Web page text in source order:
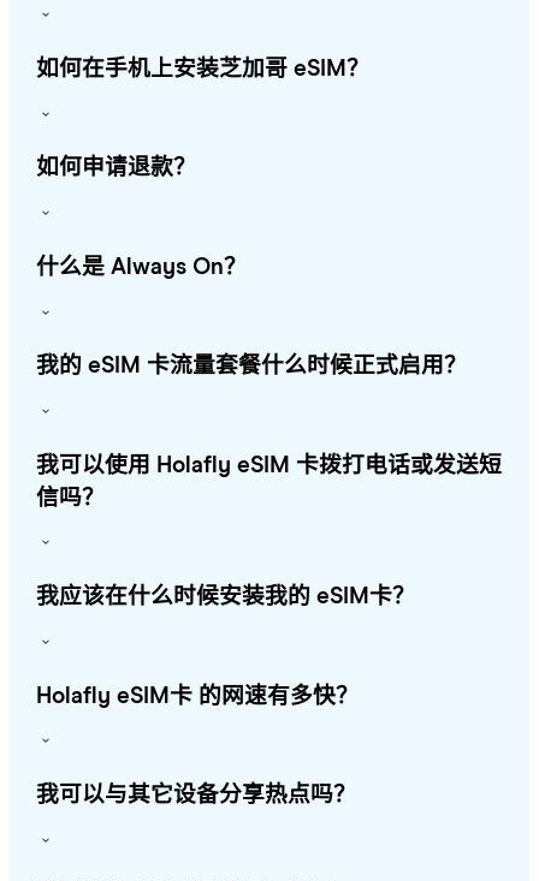
如何在手机上安装芝加哥 eSIM？
如何申请退款？
什么是 Always On？
我的 eSIM 卡流量套餐什么时候正式启用？
我可以使用 Holafly eSIM 卡拨打电话或发送短
信吗？
我应该在什么时候安装我的 eSIM卡？
Holafly eSIM卡 的网速有多快？
我可以与其它设备分享热点吗？